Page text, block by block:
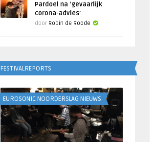
Pardoel na ‘gevaarlijk
corona-advies’
door Robin de Roode
FESTIVALREPORTS
EUROSONIC NOORDERSLAG NIEUWS